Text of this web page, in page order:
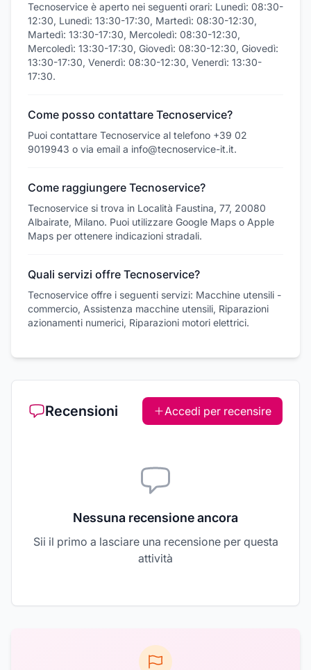
Tecnoservice è aperto nei seguenti orari: Lunedì: 08:30-
12:30, Lunedì: 13:30-17:30, Martedì: 08:30-12:30,
Martedì: 13:30-17:30, Mercoledì: 08:30-12:30,
Mercoledì: 13:30-17:30, Giovedì: 08:30-12:30, Giovedì:
13:30-17:30, Venerdì: 08:30-12:30, Venerdì: 13:30-
17:30.
Come posso contattare Tecnoservice?
Puoi contattare Tecnoservice al telefono +39 02
9019943 o via email a info@tecnoservice-it.it.
Come raggiungere Tecnoservice?
Tecnoservice si trova in Località Faustina, 77, 20080
Albairate, Milano. Puoi utilizzare Google Maps o Apple
Maps per ottenere indicazioni stradali.
Quali servizi offre Tecnoservice?
Tecnoservice offre i seguenti servizi: Macchine utensili -
commercio, Assistenza macchine utensili, Riparazioni
azionamenti numerici, Riparazioni motori elettrici.
Recensioni Accedi per recensire
Nessuna recensione ancora
Sii il primo a lasciare una recensione per questa
attività